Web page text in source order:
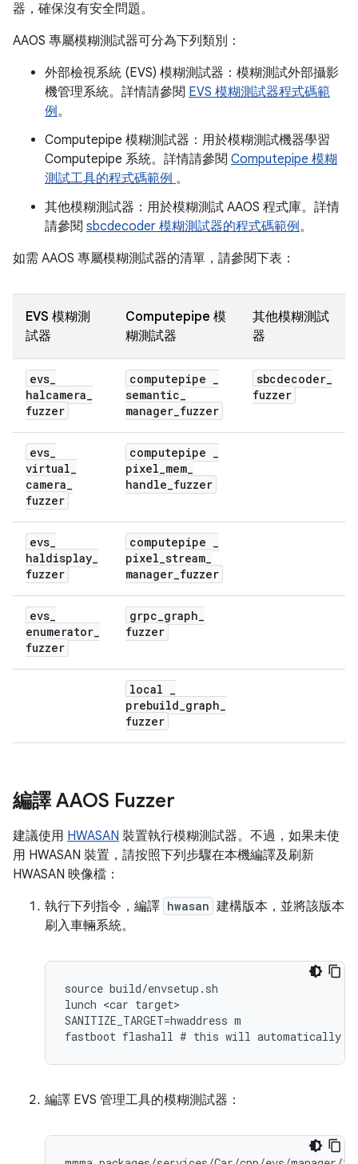
器，確保沒有安全問題。
AAOS 專屬模糊測試器可分為下列類別：
外部檢視系統 (EVS) 模糊測試器：模糊測試外部攝影
機管理系統。詳情請參閱 EVS 模糊測試器程式碼範
例。
Computepipe 模糊測試器：用於模糊測試機器學習
Computepipe 系統。詳情請參閱 Computepipe 模糊
測試工具的程式碼範例 。
其他模糊測試器：用於模糊測試 AAOS 程式庫。詳情
請參閱 sbcdecoder 模糊測試器的程式碼範例。
如需 AAOS 專屬模糊測試器的清單，請參閱下表：
EVS 模糊測
試器
Computepipe 模
糊測試器
其他模糊測試
器
evs_
halcamera_
fuzzer
computepipe _
semantic_
manager_fuzzer
sbcdecoder_
fuzzer
evs_
virtual_
camera_
fuzzer
computepipe _
pixel_mem_
handle_fuzzer
evs_
haldisplay_
fuzzer
computepipe _
pixel_stream_
manager_fuzzer
evs_
enumerator_
fuzzer
grpc_graph_
fuzzer
local _
prebuild_graph_
fuzzer
編譯 AAOS Fuzzer
建議使用 HWASAN 裝置執行模糊測試器。不過，如果未使
用 HWASAN 裝置，請按照下列步驟在本機編譯及刷新
HWASAN 映像檔：
執行下列指令，編譯 hwasan 建構版本，並將該版本
刷入車輛系統。
source build/envsetup . sh
lunch <car target
SANITIZE_TARGET=hwaddress m
fastboot flashall # this will automatically
編譯 EVS 管理工具的模糊測試器：